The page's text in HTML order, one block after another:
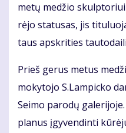
me­tų me­džio
rė­jo sta­tu­sas, jis
taus ap­skri­ties
Prieš ge­rus me­tus
mo­ky­to­jo S.Lam­pic­ko
Sei­mo pa­ro­dų
pla­nus įgy­ven­din­ti